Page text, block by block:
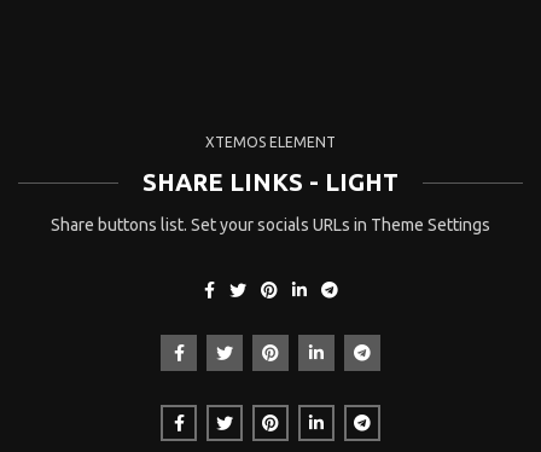
XTEMOS ELEMENT
SHARE LINKS - LIGHT
Share buttons list. Set your socials URLs in Theme Settings